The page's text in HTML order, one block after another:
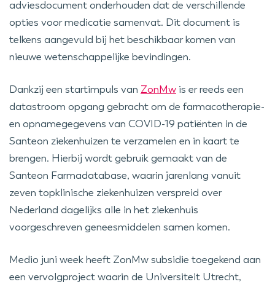
adviesdocument onderhouden dat de verschillende
opties voor medicatie samenvat. Dit document is
telkens aangevuld bij het beschikbaar komen van
nieuwe wetenschappelijke bevindingen.
Dankzij een startimpuls van ZonMw is er reeds een
datastroom opgang gebracht om de farmacotherapie-
en opnamegegevens van COVID-19 patiënten in de
Santeon ziekenhuizen te verzamelen en in kaart te
brengen. Hierbij wordt gebruik gemaakt van de
Santeon Farmadatabase, waarin jarenlang vanuit
zeven topklinische ziekenhuizen verspreid over
Nederland dagelijks alle in het ziekenhuis
voorgeschreven geneesmiddelen samen komen.
Medio juni week heeft ZonMw subsidie toegekend aan
een vervolgproject waarin de Universiteit Utrecht,